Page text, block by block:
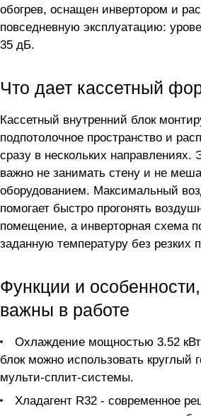
обогрев, оснащен инвертором и
повседневную эксплуатацию:
35 дБ.
Что дает кассетный
Кассетный внутренний блок
подпотолочное пространство и
сразу в нескольких направлениях.
важно не занимать стену и не
оборудованием. Максимальный
помогает быстро прогонять
помещение, а инверторная схема
заданную температуру без резких
Функции и
важны в работе
Охлаждение мощностью 3.52 кВт
блок можно использовать круглый
мульти-сплит-системы.
Хладагент R32 - современное